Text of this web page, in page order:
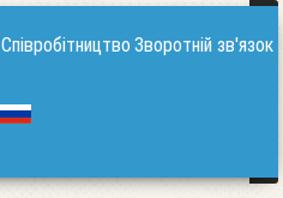
Співробітництво Зворотній зв'язок